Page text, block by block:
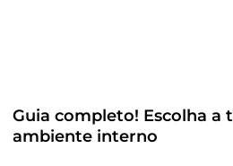
Guia completo! Escolha a
ambiente interno